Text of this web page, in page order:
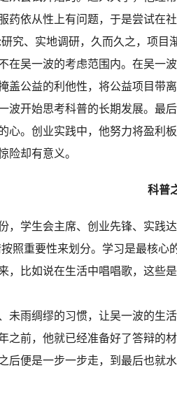
药依从性上有问题，于是尝试在
究、实地调研，久而久之，项目
吴一波的考虑范围内。在吴一波
盖公益的利他性，将公益项目带
波开始思考科普的长期发展。最
心。创业实践中，他努力将盈利
惊险却有意义。
科普
学生会主席、创业先锋、实践
照重要性来划分。学习是最核
，比如说在生活中唱唱歌，这些
雨绸缪的习惯，让吴一波的生活
之前，他就已经准备好了答辩的
后便是一步一步走，到最后也就